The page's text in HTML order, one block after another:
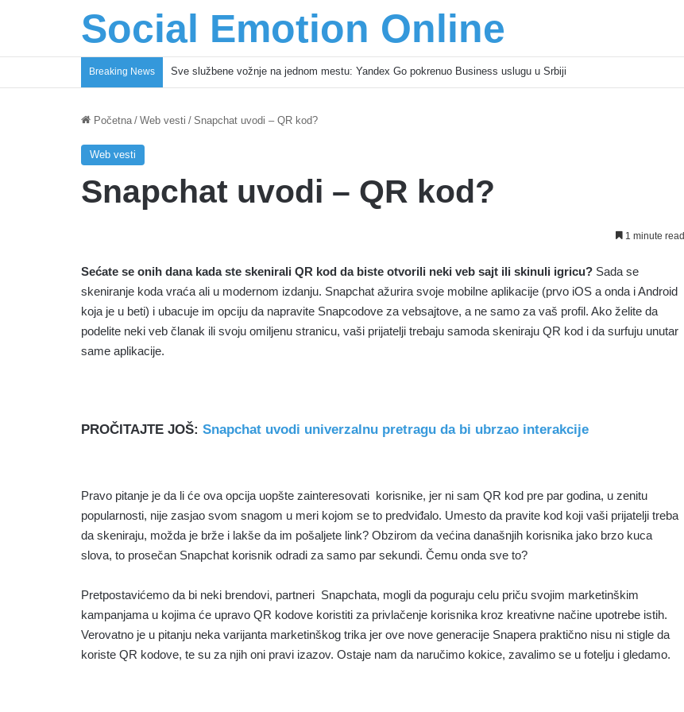
Social Emotion Online
Breaking News Sve službene vožnje na jednom mestu: Yandex Go pokrenuo Business uslugu u Srbiji
Početna / Web vesti / Snapchat uvodi – QR kod?
Web vesti
Snapchat uvodi – QR kod?
1 minute read
Sećate se onih dana kada ste skenirali QR kod da biste otvorili neki veb sajt ili skinuli igricu? Sada se
skeniranje koda vraća ali u modernom izdanju. Snapchat ažurira svoje mobilne aplikacije (prvo iOS a onda i Android
koja je u beti) i ubacuje im opciju da napravite Snapcodove za vebsajtove, a ne samo za vaš profil. Ako želite da
podelite neki veb članak ili svoju omiljenu stranicu, vaši prijatelji trebaju samoda skeniraju QR kod i da surfuju unutar
same aplikacije.
PROČITAJTE JOŠ: Snapchat uvodi univerzalnu pretragu da bi ubrzao interakcije
Pravo pitanje je da li će ova opcija uopšte zainteresovati korisnike, jer ni sam QR kod pre par godina, u zenitu
popularnosti, nije zasjao svom snagom u meri kojom se to predviđalo. Umesto da pravite kod koji vaši prijatelji treba
da skeniraju, možda je brže i lakše da im pošaljete link? Obzirom da većina današnjih korisnika jako brzo kuca
slova, to prosečan Snapchat korisnik odradi za samo par sekundi. Čemu onda sve to?
Pretpostavićemo da bi neki brendovi, partneri Snapchata, mogli da poguraju celu priču svojim marketinškim
kampanjama u kojima će upravo QR kodove koristiti za privlačenje korisnika kroz kreativne načine upotrebe istih.
Verovatno je u pitanju neka varijanta marketinškog trika jer ove nove generacije Snapera praktično nisu ni stigle da
koriste QR kodove, te su za njih oni pravi izazov. Ostaje nam da naručimo kokice, zavalimo se u fotelju i gledamo.